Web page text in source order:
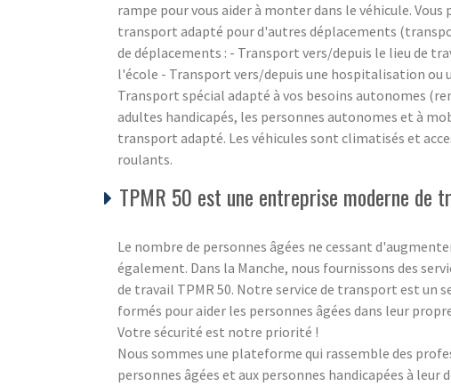
rampe pour vous aider à monter dans le véhicule.
transport adapté pour d'autres déplacements
de déplacements : - Transport vers/depuis le lieu de
l'école - Transport vers/depuis une hospitalisation ou
Transport spécial adapté à vos besoins autonomes
adultes handicapés, les personnes autonomes et à
transport adapté. Les véhicules sont climatisés et
roulants.
TPMR 50 est une entreprise moderne de
Le nombre de personnes âgées ne cessant
également. Dans la Manche, nous fournissons des
de travail TPMR 50. Notre service de transport est un
formés pour aider les personnes âgées dans leur
Votre sécurité est notre priorité !
Nous sommes une plateforme qui rassemble des
personnes âgées et aux personnes handicapées à